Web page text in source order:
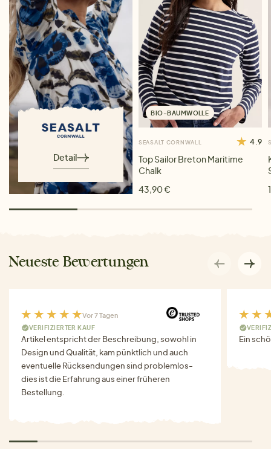
Detail
BIO-BAUMWOLLE
SEASALT CORNWALL 4.9
Top Sailor Breton Maritime
Chalk
43,90 €
Neueste Bewertungen
Vor 7 Tagen
VERIFIZIERTER KAUF
Artikel entspricht der Beschreibung, sowohl in
Design und Qualität, kam pünktlich und auch
eventuelle Rücksendungen sind problemlos-
dies ist die Erfahrung aus einer früheren
Bestellung.
Ein